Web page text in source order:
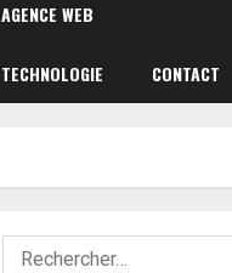
AGENCE WEB
TECHNOLOGIE CONTACT
Rechercher :